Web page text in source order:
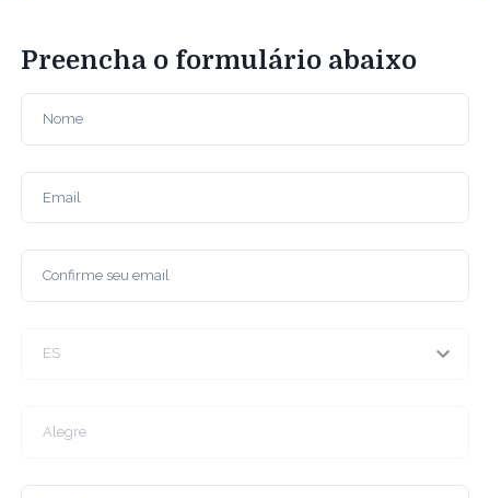
Preencha o formulário abaixo